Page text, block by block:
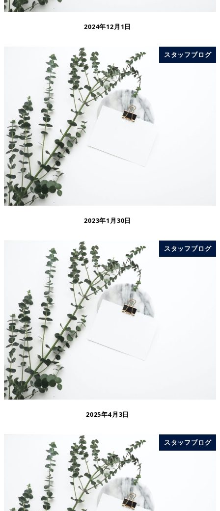
2024年12月1日
スタッフブログ
2023年1月30日
スタッフブログ
2025年4月3日
スタッフブログ